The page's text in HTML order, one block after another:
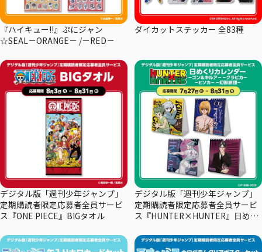
『ハイキュー!!』ぷにジャン
☆SEAL－ORANGE－ /－RED－
ダイカットステッカー 全83種
デジタル版「週刊少年ジャンプ」
定期購読者限定応募者全員サービ
ス『ONE PIECE』BIGタオル
デジタル版「週刊少年ジャンプ」
定期購読者限定応募者全員サービ
ス『HUNTER×HUNTER』日めく